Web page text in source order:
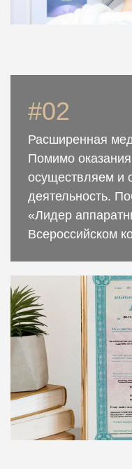
#02
Расширенная
Помимо
осуществляем и
деятельность.
«Лидер
Всероссийском